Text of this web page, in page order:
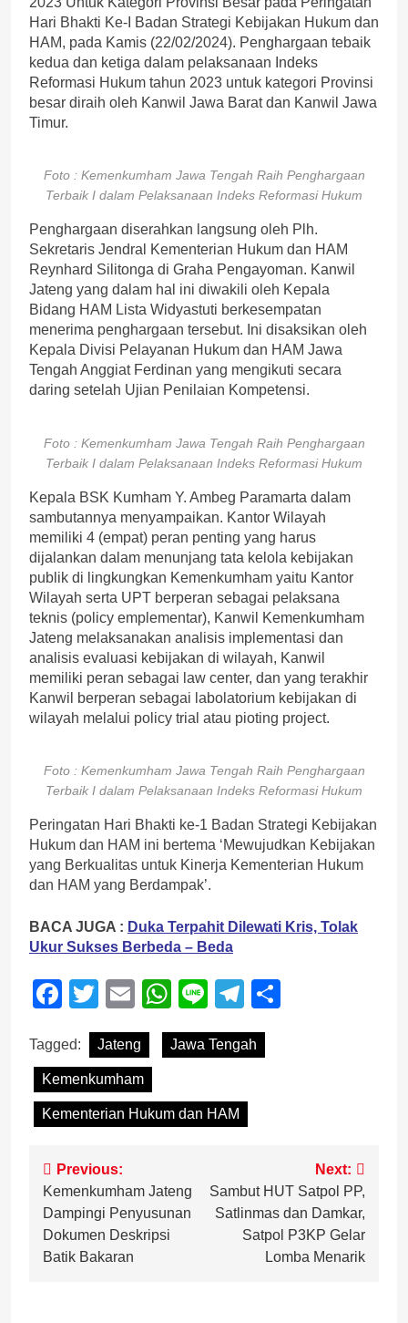
Hari Bhakti Ke-I Badan Strategi Kebijakan Hukum dan
HAM, pada Kamis (22/02/2024). Penghargaan tebaik
kedua dan ketiga dalam pelaksanaan Indeks
Reformasi Hukum tahun 2023 untuk kategori Provinsi
besar diraih oleh Kanwil Jawa Barat dan Kanwil Jawa
Timur.
Foto : Kemenkumham Jawa Tengah Raih Penghargaan
Terbaik I dalam Pelaksanaan Indeks Reformasi Hukum
Penghargaan diserahkan langsung oleh Plh.
Sekretaris Jendral Kementerian Hukum dan HAM
Reynhard Silitonga di Graha Pengayoman. Kanwil
Jateng yang dalam hal ini diwakili oleh Kepala
Bidang HAM Lista Widyastuti berkesempatan
menerima penghargaan tersebut. Ini disaksikan oleh
Kepala Divisi Pelayanan Hukum dan HAM Jawa
Tengah Anggiat Ferdinan yang mengikuti secara
daring setelah Ujian Penilaian Kompetensi.
Foto : Kemenkumham Jawa Tengah Raih Penghargaan
Terbaik I dalam Pelaksanaan Indeks Reformasi Hukum
Kepala BSK Kumham Y. Ambeg Paramarta dalam
sambutannya menyampaikan. Kantor Wilayah
memiliki 4 (empat) peran penting yang harus
dijalankan dalam menunjang tata kelola kebijakan
publik di lingkungkan Kemenkumham yaitu Kantor
Wilayah serta UPT berperan sebagai pelaksana
teknis (policy emplementar), Kanwil Kemenkumham
Jateng melaksanakan analisis implementasi dan
analisis evaluasi kebijakan di wilayah, Kanwil
memiliki peran sebagai law center, dan yang terakhir
Kanwil berperan sebagai labolatorium kebijakan di
wilayah melalui policy trial atau pioting project.
Foto : Kemenkumham Jawa Tengah Raih Penghargaan
Terbaik I dalam Pelaksanaan Indeks Reformasi Hukum
Peringatan Hari Bhakti ke-1 Badan Strategi Kebijakan
Hukum dan HAM ini bertema ‘Mewujudkan Kebijakan
yang Berkualitas untuk Kinerja Kementerian Hukum
dan HAM yang Berdampak’.
BACA JUGA : Duka Terpahit Dilewati Kris, Tolak
Ukur Sukses Berbeda – Beda
Facebook
Twitter
EmailWhatsApp
LineTelegram
Tagged: Jateng Jawa Tengah
Kemenkumham
Kementerian Hukum dan HAM
Post
navigation
Previous:
Kemenkumham Jateng
Dampingi Penyusunan
Dokumen Deskripsi
Batik Bakaran
Next:
Sambut HUT Satpol PP,
Satlinmas dan Damkar,
Satpol P3KP Gelar
Lomba Menarik